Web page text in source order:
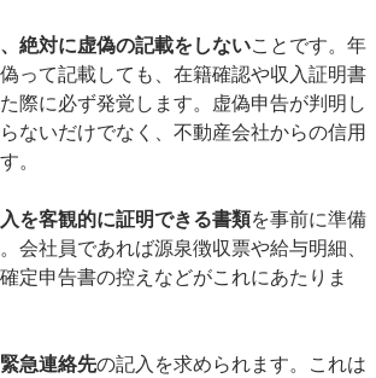
絶対に虚偽の記載をしないことです。年
って記載しても、在籍確認や収入証明書
際に必ず発覚します。虚偽申告が判明し
ないだけでなく、不動産会社からの信用
。
を客観的に証明できる書類を事前に準備
会社員であれば源泉徴収票や給与明細、
定申告書の控えなどがこれにあたりま
緊急連絡先の記入を求められます。これは